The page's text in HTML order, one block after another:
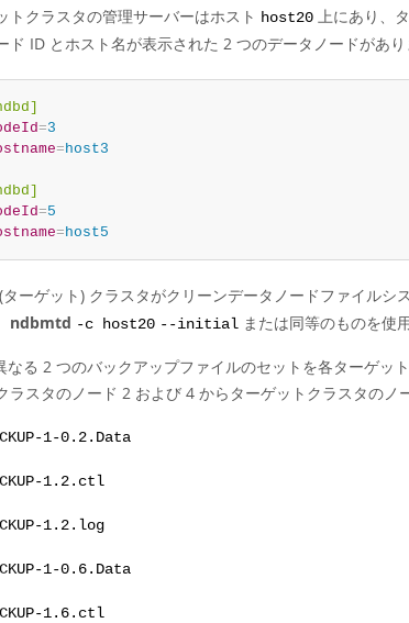
トクラスタの管理サーバーはホスト host20 上にあり、
ド ID とホスト名が表示された 2 つのデータノードがあり
=3
=host3
=5
=host5
ーゲット) クラスタがクリーンデータノードファイルシ
ndbmtd -c host20 --initial または同等のものを使
なる 2 つのバックアップファイルのセットを各ターゲッ
ラスタのノード 2 および 4 からターゲットクラスタの
1-0.2.Data
1.2.ctl
1.2.log
1-0.6.Data
1.6.ctl